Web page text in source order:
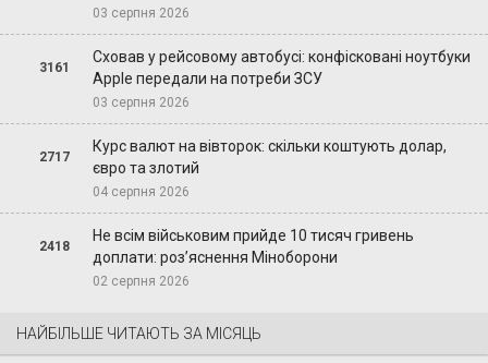
03 серпня 2026
3161
Сховав у рейсовому автобусі: конфісковані ноутбуки
Apple передали на потреби ЗСУ
03 серпня 2026
2717
Курс валют на вівторок: скільки коштують долар,
євро та злотий
04 серпня 2026
2418
Не всім військовим прийде 10 тисяч гривень
доплати: роз’яснення Міноборони
02 серпня 2026
НАЙБІЛЬШЕ ЧИТАЮТЬ ЗА МІСЯЦЬ